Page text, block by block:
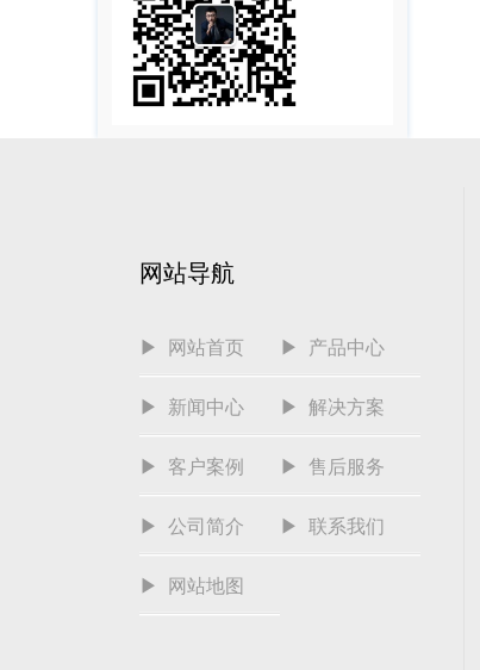
网站导航
▶ 网站首页 ▶ 产品中心
▶ 新闻中心 ▶ 解决方案
▶ 客户案例 ▶ 售后服务
▶ 公司简介 ▶ 联系我们
▶ 网站地图